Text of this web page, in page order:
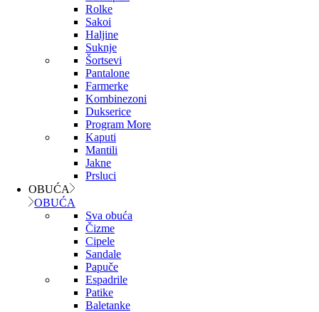
Rolke
Sakoi
Haljine
Suknje
Šortsevi
Pantalone
Farmerke
Kombinezoni
Dukserice
Program More
Kaputi
Mantili
Jakne
Prsluci
OBUĆA
OBUĆA
Sva obuća
Čizme
Cipele
Sandale
Papuče
Espadrile
Patike
Baletanke